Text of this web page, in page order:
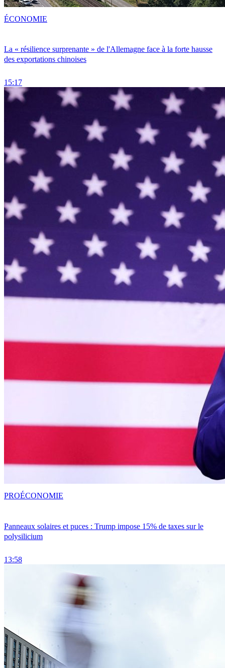
La « résilience surprenante » de l'Allemagne face à la forte hausse
des exportations chinoises
15:17
ÉCONOMIE
Panneaux solaires et puces : Trump impose 15% de taxes sur le
polysilicium
13:58
PROÉCONOMIE